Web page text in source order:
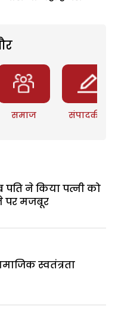
समाज संपादकीय
ने किया पत्नी को
पर मजबूर
स्वतंत्रता